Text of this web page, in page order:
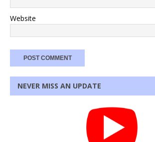
Website
NEVER MISS AN UPDATE